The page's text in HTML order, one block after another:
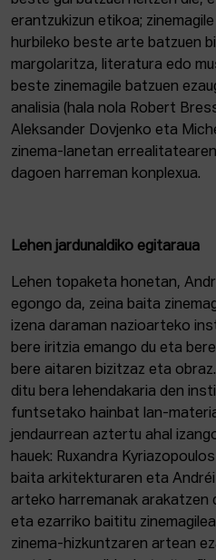
erantzukizun etikoa;
hurbileko beste arte batzuen
margolaritza, literatura edo
beste zinemagile batzuen
analisia (hala nola Robert
Aleksander Dovjenko eta
zinema-lanetan
dagoen harreman konplexua.
Lehen jardunaldiko egitaraua
Lehen topaketa honetan,
egongo da, zeina baita
izena daraman nazioarteko
bere iritzia emango du eta
bere aitaren bizitzaz eta
ditu bera lehendakaria den
funtsetako hainbat lan-
jendaurrean aztertu ahal
hauek: Ruxandra
baita arkitekturaren eta
arteko harremanak arakatzen
eta ezarriko baititu
zinema-hizkuntzaren artean